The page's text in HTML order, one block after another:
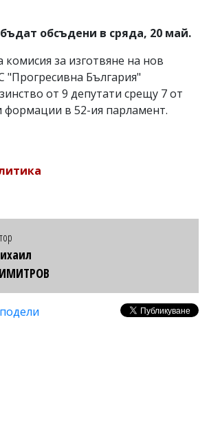
обсъдени в сряда, 20 май.
за изготвяне на нов
"Прогресивна България"
от 9 депутати срещу 7 от
формации в 52-ия парламент.